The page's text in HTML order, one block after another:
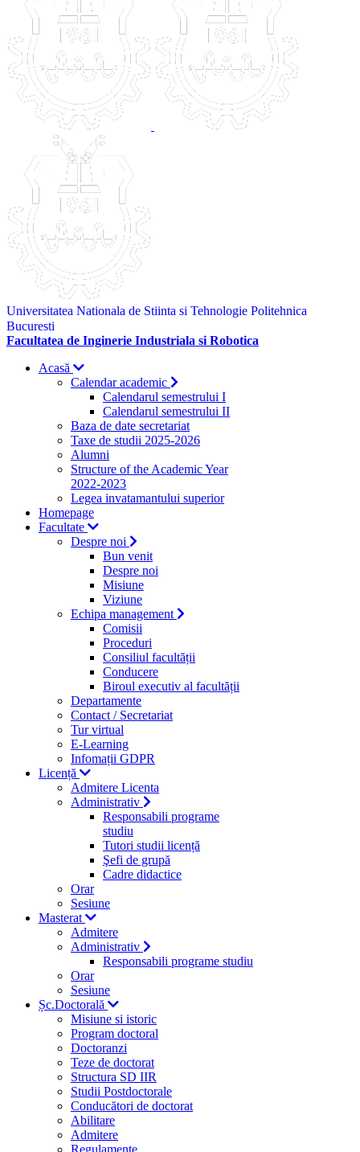
Universitatea Nationala de Stiinta si Tehnologie Politehnica
Bucuresti
Facultatea de Inginerie Industriala si Robotica
Acasă
Calendar academic
Calendarul semestrului I
Calendarul semestrului II
Baza de date secretariat
Taxe de studii 2025-2026
Alumni
Structure of the Academic Year
2022-2023
Legea invatamantului superior
Homepage
Facultate
Despre noi
Bun venit
Despre noi
Misiune
Viziune
Echipa management
Comisii
Proceduri
Consiliul facultății
Conducere
Biroul executiv al facultății
Departamente
Contact / Secretariat
Tur virtual
E-Learning
Infomații GDPR
Licență
Admitere Licenta
Administrativ
Responsabili programe
studiu
Tutori studii licență
Şefi de grupă
Cadre didactice
Orar
Sesiune
Masterat
Admitere
Administrativ
Responsabili programe studiu
Orar
Sesiune
Șc.Doctorală
Misiune si istoric
Program doctoral
Doctoranzi
Teze de doctorat
Structura SD IIR
Studii Postdoctorale
Conducători de doctorat
Abilitare
Admitere
Regulamente